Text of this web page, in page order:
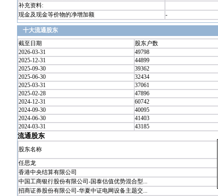
补充资料:
现金及现金等价物的净增加额
-
十大流通股东
截至日期
股东户数
2026-03-31
49798
2025-12-31
44899
2025-09-30
39362
2025-06-30
32434
2025-03-31
37061
2025-02-28
47896
2024-12-31
60742
2024-09-30
40095
2024-06-30
41403
2024-03-31
43185
流通股东
股东名称
任思龙
香港中央结算有限公司
中国工商银行股份有限公司-国泰估值优势混合型...
招商证券股份有限公司-华夏中证电网设备主题交...